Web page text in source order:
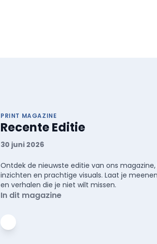
PRINT MAGAZINE
Recente Editie
30 juni 2026
Ontdek de nieuwste editie van ons
inzichten en prachtige visuals. Laat je
en verhalen die je niet wilt missen.
In dit magazine